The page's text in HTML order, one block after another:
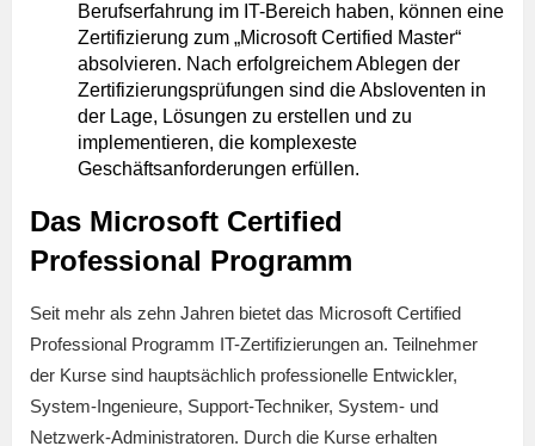
Berufserfahrung im IT-Bereich haben, können eine
Zertifizierung zum „Microsoft Certified Master“
absolvieren. Nach erfolgreichem Ablegen der
Zertifizierungsprüfungen sind die Absloventen in
der Lage, Lösungen zu erstellen und zu
implementieren, die komplexeste
Geschäftsanforderungen erfüllen.
Das Microsoft Certified
Professional Programm
Seit mehr als zehn Jahren bietet das Microsoft Certified
Professional Programm IT-Zertifizierungen an. Teilnehmer
der Kurse sind hauptsächlich professionelle Entwickler,
System-Ingenieure, Support-Techniker, System- und
Netzwerk-Administratoren. Durch die Kurse erhalten